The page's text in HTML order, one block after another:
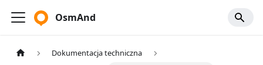
OsmAnd
Dokumentacja techniczna